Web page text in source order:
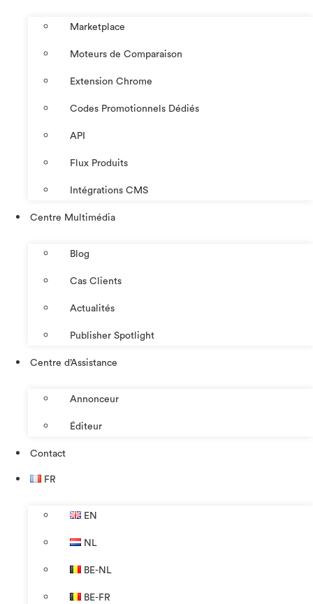
Marketplace
Moteurs de Comparaison
Extension Chrome
Codes Promotionnels Dédiés
API
Flux Produits
Intégrations CMS
Centre Multimédia
Blog
Cas Clients
Actualités
Publisher Spotlight
Centre d’Assistance
Annonceur
Éditeur
Contact
FR
EN
NL
BE-NL
BE-FR